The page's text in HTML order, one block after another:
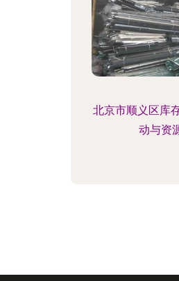
北京市顺义区库
动与资